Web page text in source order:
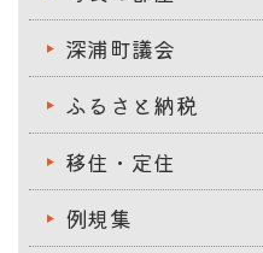
深浦町議会
ふるさと納税
移住・定住
例規集